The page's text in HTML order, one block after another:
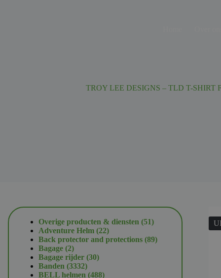
TROY LEE DESIGNS – TLD T-SHIRT
Overige producten & diensten 5151
Adventure Helm 2222
producten
Back protector and protections 8989
Bagage 22
producten
Bagage rijder 3030
Banden 33323332
producten
BELL helmen 488488